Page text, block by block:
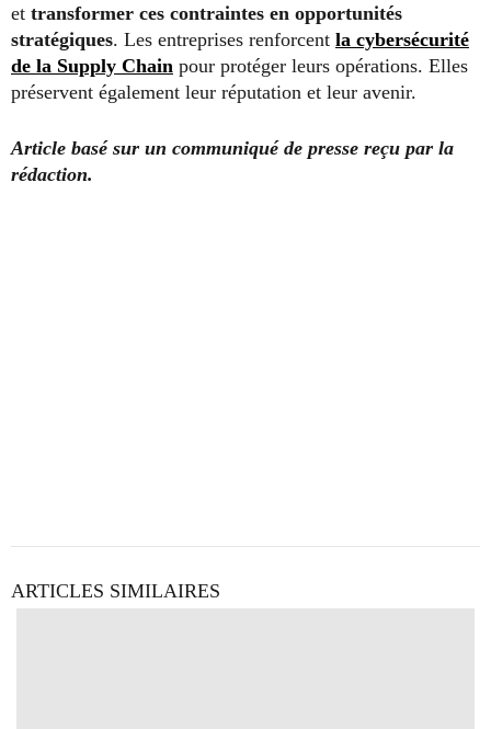
et transformer ces contraintes en opportunités
stratégiques. Les entreprises renforcent la cybersécurité
de la Supply Chain pour protéger leurs opérations. Elles
préservent également leur réputation et leur avenir.
Article basé sur un communiqué de presse reçu par la
rédaction.
ARTICLES SIMILAIRES